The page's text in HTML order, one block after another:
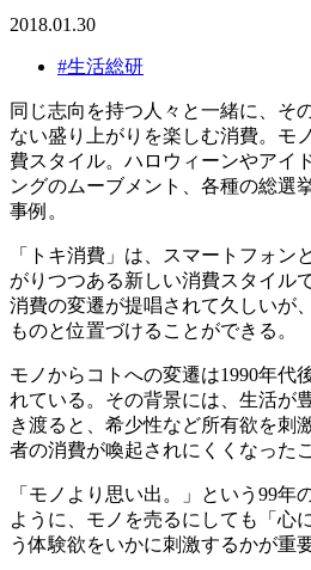
2018.01.30
#生活総研
同じ志向を持つ人々と一緒に、そ
ない盛り上がりを楽しむ消費。モ
費スタイル。ハロウィーンやアイ
ングのムーブメント、各種の総選
事例。
「トキ消費」は、スマートフォン
がりつつある新しい消費スタイル
消費の変遷が提唱されて久しいが
ものと位置づけることができる。
モノからコトへの変遷は1990年代
れている。その背景には、生活が
き渡ると、希少性など所有欲を刺
者の消費が喚起されにくくなった
「モノより思い出。」という99年
ように、モノを売るにしても「心
う体験欲をいかに刺激するかが重